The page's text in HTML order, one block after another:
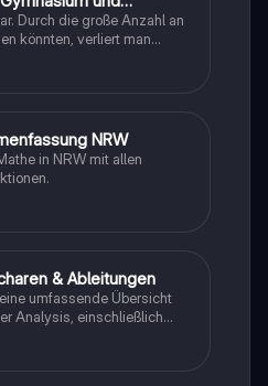
Durch die große Anzahl an
könnten, verliert man
habe ich von den kleinsten
alles
NRW
in NRW mit allen
& Ableitungen
umfassende Übersicht
Analysis, einschließlich
Extrempunkte,
Ideal für die Vorbereitung